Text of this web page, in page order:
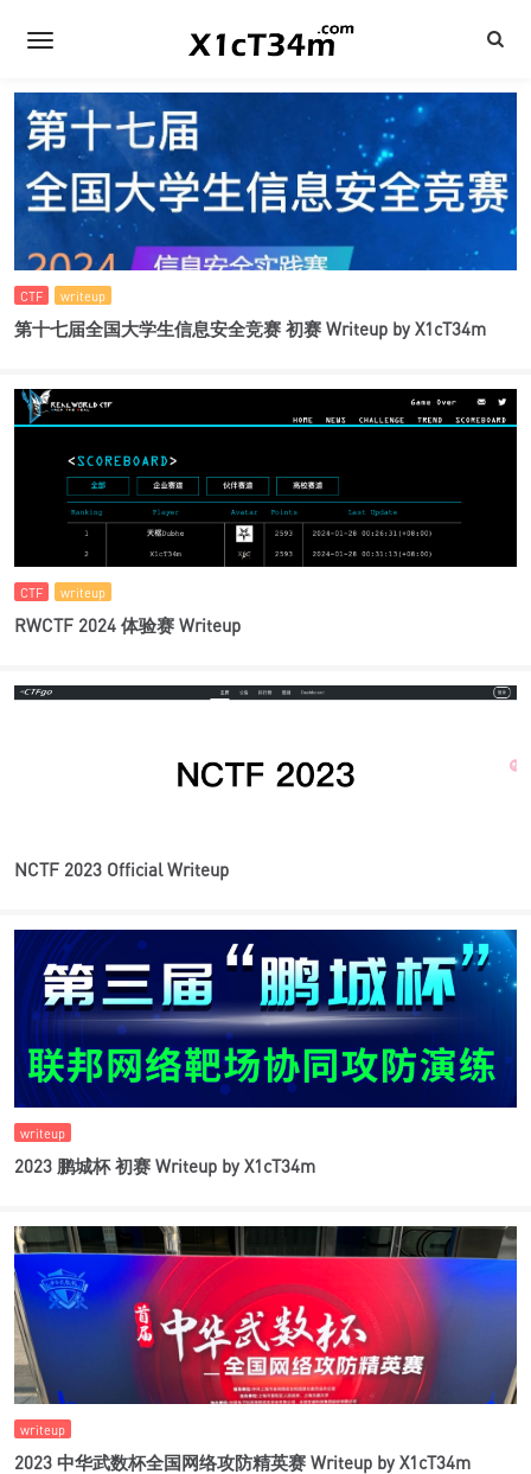
CTF writeup
第十七届全国大学生信息安全竞赛 初赛 Writeup by X1cT34m
CTF writeup
RWCTF 2024 体验赛 Writeup
NCTF 2023 Official Writeup
writeup
2023 鹏城杯 初赛 Writeup by X1cT34m
writeup
2023 中华武数杯全国网络攻防精英赛 Writeup by X1cT34m